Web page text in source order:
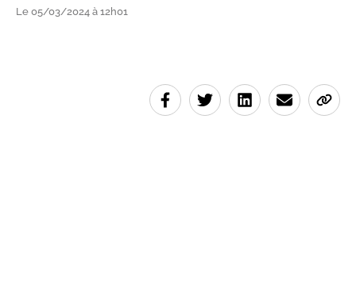
Le 05/03/2024 à 12h01